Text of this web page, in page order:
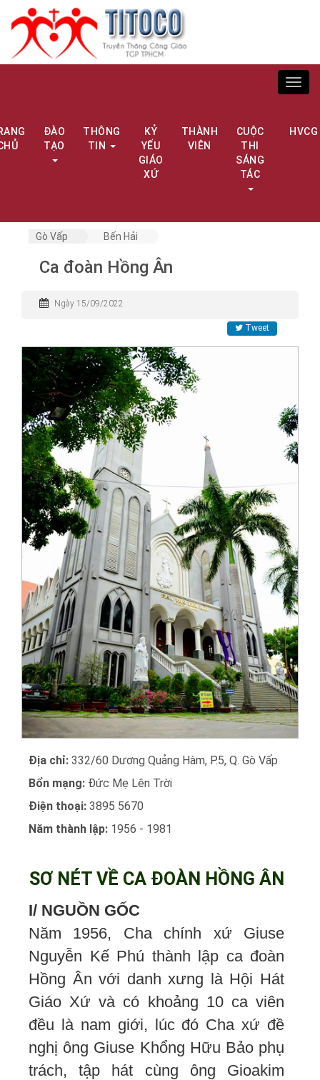
ĐÀO
TẠO
THÔNG
TIN
KỶ
YẾU
GIÁO
XỨ
THÀNH
VIÊN
CUỘC
THI
SÁNG
TÁC
HVCG
Gò Vấp Bến Hải
Ca đoàn Hồng Ân
Ngày 15/09/2022
Tweet
Địa chỉ: 332/60 Dương Quảng Hàm, P.5, Q. Gò Vấp
Bổn mạng: Đức Mẹ Lên Trời
Điện thoại: 3895 5670
Năm thành lập: 1956 - 1981
SƠ NÉT VỀ CA ĐOÀN HỒNG ÂN
I/ NGUỒN GỐC
Năm 1956, Cha chính xứ Giuse
Nguyễn Kế Phú thành lập ca đoàn
Hồng Ân với danh xưng là Hội Hát
Giáo Xứ và có khoảng 10 ca viên
đều là nam giới, lúc đó Cha xứ đề
nghị ông Giuse Khổng Hữu Bảo phụ
trách, tập hát cùng ông Gioakim